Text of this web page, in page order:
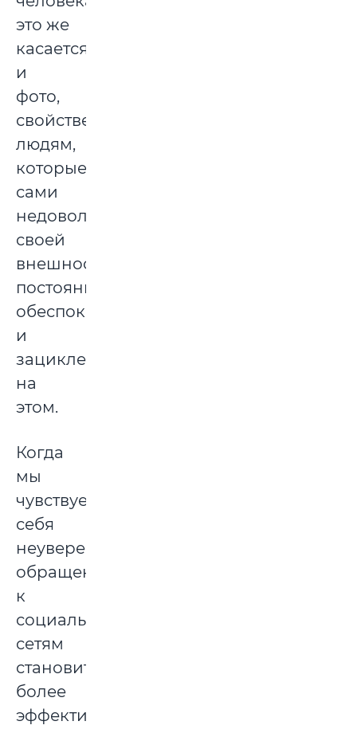
это же
касается
и
фото,
свойственно
людям,
которые
сами
недовольны
своей
внешностью,
постоянно
обеспокоены
и
зациклены
на
этом.
Когда
мы
чувствуем
себя
неуверенно,
обращение
к
социальным
сетям
становится
более
эффективным,